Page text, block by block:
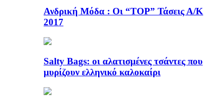
Ανδρική Μόδα : Οι “TOP” Τάσεις Α/Κ
2017
Salty Bags: οι αλατισμένες τσάντες που
μυρίζουν ελληνικό καλοκαίρι